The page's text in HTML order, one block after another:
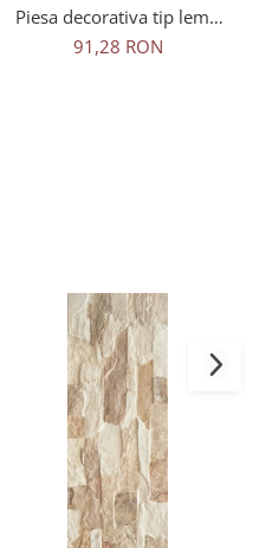
Piesa decorativa tip lemn
Delphi Wood Brown 4929,
25x50 cm, maro
91,28 RON